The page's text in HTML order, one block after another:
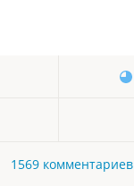
1569 комментариев